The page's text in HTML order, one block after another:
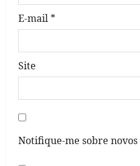
E-mail *
Site
Notifique-me sobre